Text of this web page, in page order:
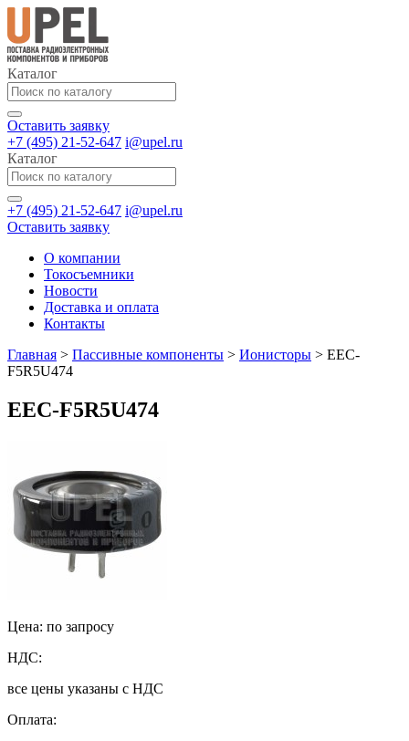
Каталог
Оставить заявку
+7 (495) 21-52-647 i@upel.ru
Каталог
+7 (495) 21-52-647 i@upel.ru
Оставить заявку
О компании
Токосъемники
Новости
Доставка и оплата
Контакты
Главная > Пассивные компоненты > Ионисторы > EEC-
F5R5U474
EEC-F5R5U474
Цена: по запросу
НДС:
все цены указаны с НДС
Оплата: